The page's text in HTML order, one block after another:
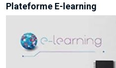
Plateforme E-learning